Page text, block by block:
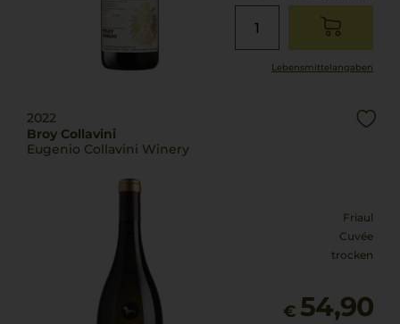
Lebensmittel­angaben
2022
Broy Collavini
Eugenio Collavini Winery
Friaul
Cuvée
trocken
€ 54,90